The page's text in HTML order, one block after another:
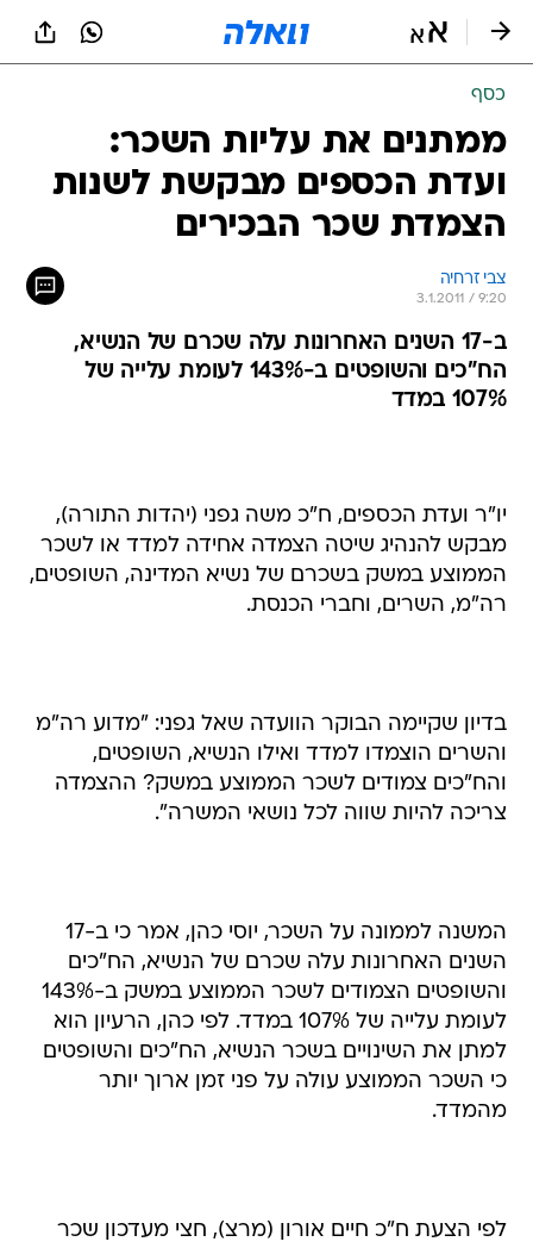
כסף
ממתנים את עליות השכר:
ועדת הכספים מבקשת לשנות
הצמדת שכר הבכירים
צבי זרחיה
3.1.2011 / 9:20
ב-17 השנים האחרונות עלה שכרם של הנשיא,
הח"כים והשופטים ב-143% לעומת עלייה של
107% במדד
יו"ר ועדת הכספים, ח"כ משה גפני (יהדות התורה),
מבקש להנהיג שיטה הצמדה אחידה למדד או לשכר
הממוצע במשק בשכרם של נשיא המדינה, השופטים,
רה"מ, השרים, וחברי הכנסת.
בדיון שקיימה הבוקר הוועדה שאל גפני: "מדוע רה"מ
והשרים הוצמדו למדד ואילו הנשיא, השופטים,
והח"כים צמודים לשכר הממוצע במשק? ההצמדה
צריכה להיות שווה לכל נושאי המשרה".
המשנה לממונה על השכר, יוסי כהן, אמר כי ב-17
השנים האחרונות עלה שכרם של הנשיא, הח"כים
והשופטים הצמודים לשכר הממוצע במשק ב-143%
לעומת עלייה של 107% במדד. לפי כהן, הרעיון הוא
למתן את השינויים בשכר הנשיא, הח"כים והשופטים
כי השכר הממוצע עולה על פני זמן ארוך יותר
מהמדד.
לפי הצעת ח"כ חיים אורון (מרצ), חצי מעדכון שכר